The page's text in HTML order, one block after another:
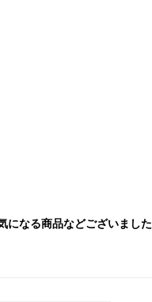
になる商品などございました